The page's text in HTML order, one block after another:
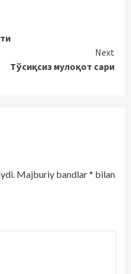
Next
Тўсиқсиз мулоқот сари
Majburiy bandlar* bilan